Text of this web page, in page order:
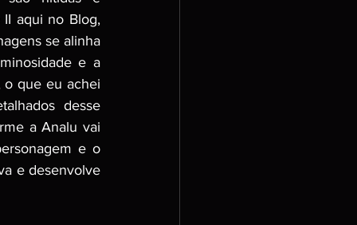
aqui no Blog,
se alinha
e a
o que eu achei
desse
a Analu vai
e o
e desenvolve